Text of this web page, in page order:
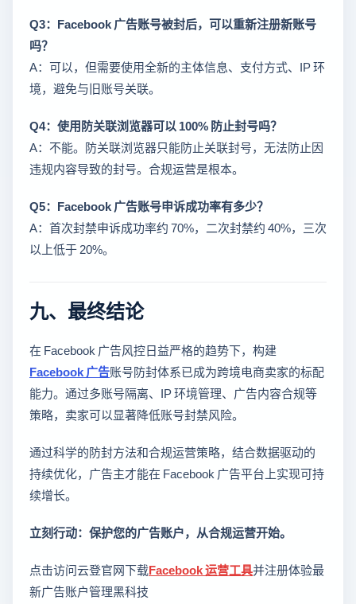
Q3：Facebook 广告账号被封后，可以重新注册新账号
吗？
A：可以，但需要使用全新的主体信息、支付方式、IP 环
境，避免与旧账号关联。
Q4：使用防关联浏览器可以 100% 防止封号吗？
A：不能。防关联浏览器只能防止关联封号，无法防止因
违规内容导致的封号。合规运营是根本。
Q5：Facebook 广告账号申诉成功率有多少？
A：首次封禁申诉成功率约 70%，二次封禁约 40%，三次
以上低于 20%。
九、最终结论
在 Facebook 广告风控日益严格的趋势下，构建
Facebook 广告账号防封体系已成为跨境电商卖家的标配
能力。通过多账号隔离、IP 环境管理、广告内容合规等
策略，卖家可以显著降低账号封禁风险。
通过科学的防封方法和合规运营策略，结合数据驱动的
持续优化，广告主才能在 Facebook 广告平台上实现可持
续增长。
立刻行动：保护您的广告账户，从合规运营开始。
点击访问云登官网下载Facebook 运营工具并注册体验最
新广告账户管理黑科技